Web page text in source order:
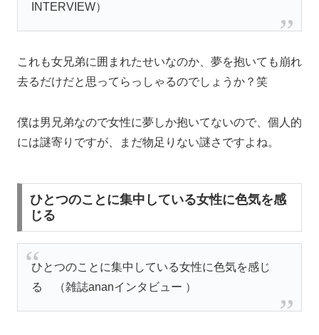
INTERVIEW）
これも女兄弟に囲まれたせいなのか、夢を抱いても崩れ
去るだけだと思ってらっしゃるのでしょうか？笑
僕は男兄弟なので女性に夢しか抱いてないので、個人的
には謎寄りですが、まだ物足りない謎さですよね。
ひとつのことに集中している女性に色気を感
じる
ひとつのことに集中している女性に色気を感じ
る （雑誌ananインタビュー ）